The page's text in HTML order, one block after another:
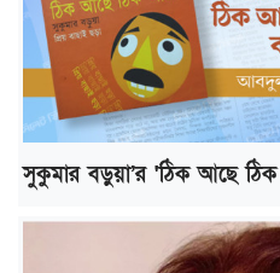
সুকুমার বড়ুয়া’র 'ঠিক আছে